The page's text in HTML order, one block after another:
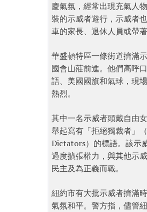
慶氣氛，經常出現充氣人
裝的示威者遊行，示威者
車的家長、退休人員或帶著
華盛頓特區一條街道擠滿
國會山莊前進。他們高呼
語、美國國旗和氣球，現
熱烈。
其中一名示威者頭戴自由
舉起寫有「拒絕獨裁者」
Dictators）的標語。該示
過度擴張權力，與其他示
民主及為正義而戰。
紐約市有大批示威者擠滿
氣氛和平。警方指，儘管